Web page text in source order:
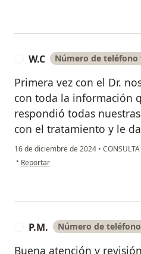
W.C Número de teléfono
Primera vez con el Dr.
con toda la información
respondió todas
con el tratamiento y le
16 de diciembre de 2024 •
• en opinión del usuario W.C
Reportar
P.M. Número de
Buena atención y